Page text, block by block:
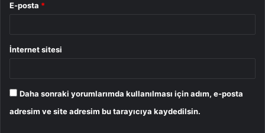
E-posta *
İnternet sitesi
Daha sonraki yorumlarımda kullanılması için adım, e-posta
adresim ve site adresim bu tarayıcıya kaydedilsin.